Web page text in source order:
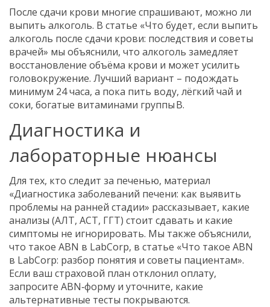
После сдачи крови многие спрашивают, можно ли
выпить алкоголь. В статье «Что будет, если выпить
алкоголь после сдачи крови: последствия и советы
врачей» мы объяснили, что алкоголь замедляет
восстановление объёма крови и может усилить
головокружение. Лучший вариант – подождать
минимум 24 часа, а пока пить воду, лёгкий чай и
соки, богатые витаминами группы B.
Диагностика и
лабораторные нюансы
Для тех, кто следит за печенью, материал
«Диагностика заболеваний печени: как выявить
проблемы на ранней стадии» рассказывает, какие
анализы (АЛТ, АСТ, ГГТ) стоит сдавать и какие
симптомы не игнорировать. Мы также объяснили,
что такое ABN в LabCorp, в статье «Что такое ABN
в LabCorp: разбор понятия и советы пациентам».
Если ваш страховой план отклонил оплату,
запросите ABN‑форму и уточните, какие
альтернативные тесты покрываются.